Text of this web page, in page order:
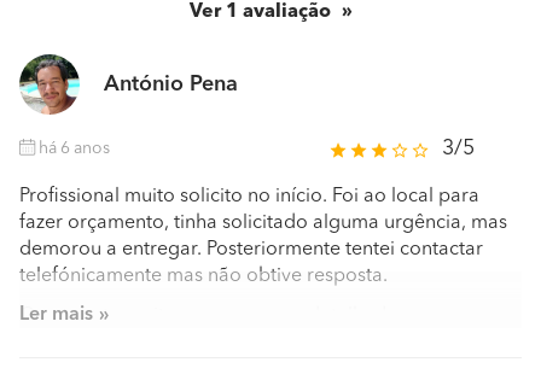
Ver 1 avaliação
António Pena
há 6 anos 3/5
Profissional muito solicito no início. Foi ao local para
fazer orçamento, tinha solicitado alguma urgência, mas
demorou a entregar. Posteriormente tentei contactar
telefónicamente mas não obtive resposta.
Orçamento muito vago e pouco detalhado.
Ler mais